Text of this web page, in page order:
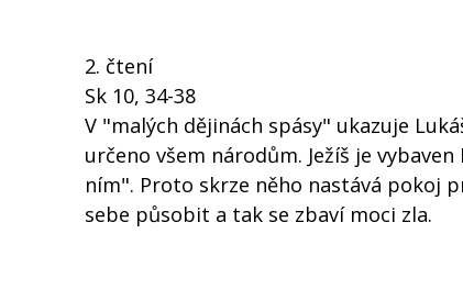
2. čtení
Sk 10, 34-38
V "malých dějinách spásy" ukazuje
určeno všem národům. Ježíš je
ním". Proto skrze něho nastává pokoj
sebe působit a tak se zbaví moci zla.